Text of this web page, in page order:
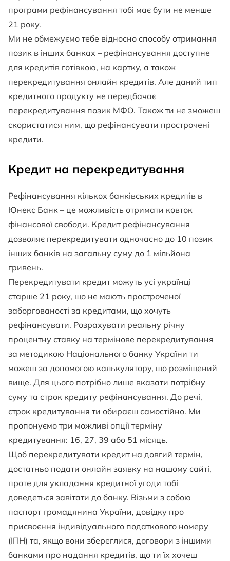
програми рефінансування тобі має бути не менше
21 року.
Ми не обмежуємо тебе відносно способу отримання
позик в інших банках – рефінансування доступне
для кредитів готівкою, на картку, а також
перекредитування онлайн кредитів. Але даний тип
кредитного продукту не передбачає
перекредитування позик МФО. Також ти не зможеш
скористатися ним, що рефінансувати прострочені
кредити.
Кредит на перекредитування
Рефінансування кількох банківських кредитів в
Юнекс Банк – це можливість отримати ковток
фінансової свободи. Кредит рефінансування
дозволяє перекредитувати одночасно до 10 позик
інших банків на загальну суму до 1 мільйона
гривень.
Перекредитувати кредит можуть усі українці
старше 21 року, що не мають простроченої
заборгованості за кредитами, що хочуть
рефінансувати. Розрахувати реальну річну
процентну ставку на термінове перекредитування
за методикою Національного банку України ти
можеш за допомогою калькулятору, що розміщений
вище. Для цього потрібно лише вказати потрібну
суму та строк кредиту рефінансування. До речі,
строк кредитування ти обираєш самостійно. Ми
пропонуємо три можливі опції терміну
кредитування: 16, 27, 39 або 51 місяць.
Щоб перекредитувати кредит на довгий термін,
достатньо подати онлайн заявку на нашому сайті,
проте для укладання кредитної угоди тобі
доведеться завітати до банку. Візьми з собою
паспорт громадянина України, довідку про
присвоєння індивідуального податкового номеру
(ІПН) та, якщо вони збереглися, договори з іншими
банками про надання кредитів, що ти їх хочеш